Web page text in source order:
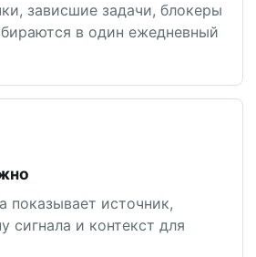
зависшие задачи, блокеры
в один ежедневный
показывает источник,
сигнала и контекст для